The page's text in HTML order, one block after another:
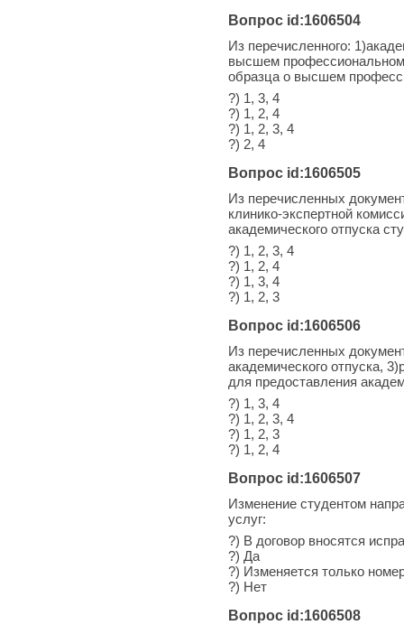
Вопрос id:1606504
Из перечисленного:
высшем профессиональном
образца о высшем
?) 1, 3, 4
?) 1, 2, 4
?) 1, 2, 3, 4
?) 2, 4
Вопрос id:1606505
Из перечисленных
клинико-экспертной
академического отпуска
?) 1, 2, 3, 4
?) 1, 2, 4
?) 1, 3, 4
?) 1, 2, 3
Вопрос id:1606506
Из перечисленных
академического отпуска,
для предоставления
?) 1, 3, 4
?) 1, 2, 3, 4
?) 1, 2, 3
?) 1, 2, 4
Вопрос id:1606507
Изменение студентом
услуг:
?) В договор вносятся
?) Да
?) Изменяется только
?) Нет
Вопрос id:1606508